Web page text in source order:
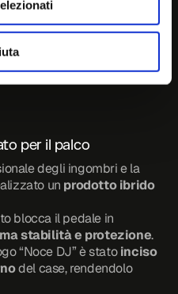
a tre esigenze
cavetteria
il pedale ad una
per il palco
degli ingombri e la
un prodotto ibrido
blocca il pedale in
stabilità e protezione.
“Noce DJ” è stato inciso
del case, rendendolo